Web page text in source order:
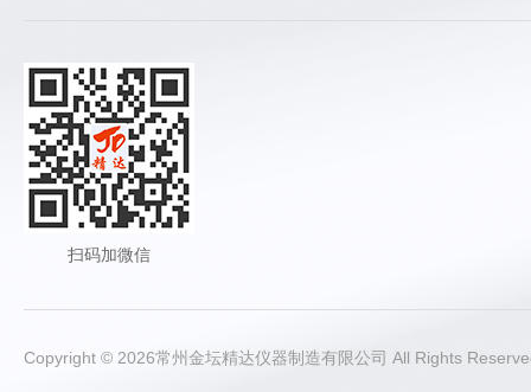
扫码加微信
Copyright © 2026常州金坛精达仪器制造有限公司 All Rights